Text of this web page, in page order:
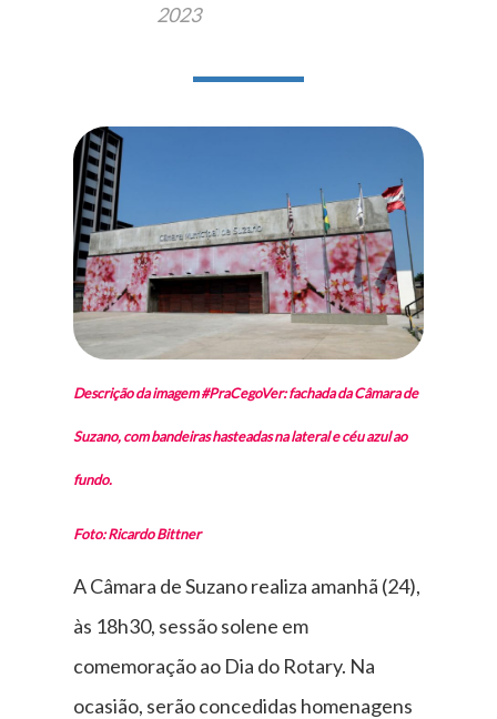
2023
Descrição da imagem #PraCegoVer: fachada da Câmara de
Suzano, com bandeiras hasteadas na lateral e céu azul ao
fundo.
Foto: Ricardo Bittner
A Câmara de Suzano realiza amanhã (24),
às 18h30, sessão solene em
comemoração ao Dia do Rotary. Na
ocasião, serão concedidas homenagens